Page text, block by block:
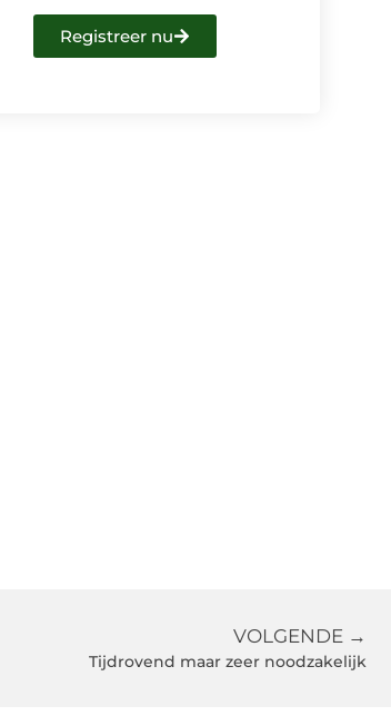
Registreer nu
VOLGENDE →
Tijdrovend maar zeer noodzakelijk